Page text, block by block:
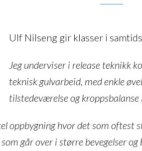
Ulf Nilseng gir klasser i
Jeg underviser i release teknikk
teknisk gulvarbeid, med enkle
tilstedeværelse og
oppbygning hvor det som oftest
går over i større bevegelser